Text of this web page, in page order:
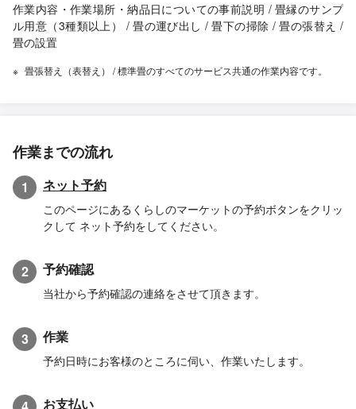
作業内容・作業場所・納品日についての事前説明 / 畳縁のサンプ
ル用意（3種類以上） / 畳の運び出し / 畳下の掃除 / 畳の張替え /
畳の設置
畳張替え（表替え） / 標準畳のすべてのサービス共通の作業内容です。
作業までの流れ
1 ネット予約
このページにあるくらしのマーケットの予約ボタンをクリッ
クして ネット予約をしてください。
2 予約確認
当社から予約確認の連絡をさせて頂きます。
3 作業
予約日時にお客様のところに伺い、作業いたします。
お支払い